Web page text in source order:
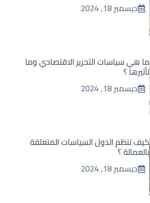
ديسمبر 18, 2024
ما هي سياسات التحرير الاقتصادي وما
تأثيرها ؟
ديسمبر 18, 2024
كيف تنظم الدول السياسات المتعلقة
بالعمالة ؟
ديسمبر 18, 2024